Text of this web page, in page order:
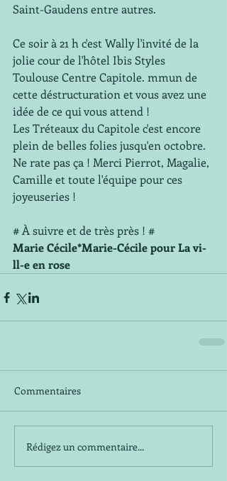
Saint-Gaudens entre autres.
Ce soir à 21 h c'est Wally l'invité de la
jolie cour de l'hôtel Ibis Styles
Toulouse Centre Capitole. mmun de
cette déstructuration et vous avez une
idée de ce qui vous attend !
Les Tréteaux du Capitole c'est encore
plein de belles folies jusqu'en octobre.
Ne rate pas ça ! Merci Pierrot, Magalie,
Camille et toute l'équipe pour ces
joyeuseries !
# À suivre et de très près ! #
Marie Cécile*Marie-Cécile pour La vi-
ll-e en rose
Commentaires
Rédigez un commentaire...